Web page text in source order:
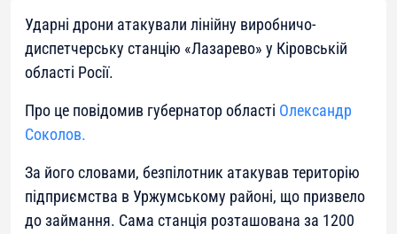
Ударні дрони атакували лінійну виробничо-
диспетчерську станцію «Лазарево» у Кіровській
області Росії.
Про це повідомив губернатор області Олександр
Соколов.
За його словами, безпілотник атакував територію
підприємства в Уржумському районі, що призвело
до займання. Сама станція розташована за 1200